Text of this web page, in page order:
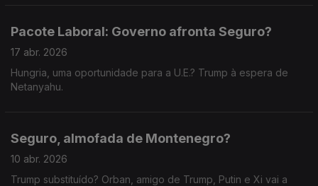
Pacote Laboral: Governo afronta Seguro?
17 abr. 2026
Hungria, uma oportunidade para a U.E.? Trump à espera de
Netanyahu.
Seguro, almofada de Montenegro?
10 abr. 2026
Trump substituído? Orban, amigo de Trump, Putin e Xi vai a